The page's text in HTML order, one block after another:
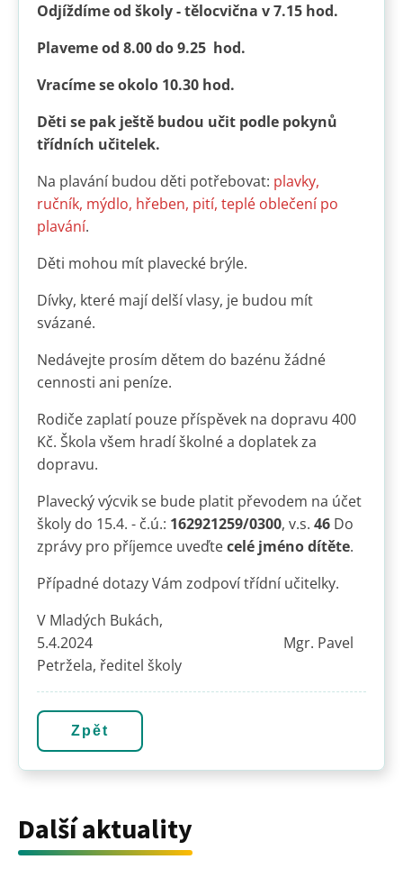
Odjíždíme od školy - tělocvična v 7.15 hod.
Plaveme od 8.00 do 9.25 hod.
Vracíme se okolo 10.30 hod.
Děti se pak ještě budou učit podle pokynů
třídních učitelek.
Na plavání budou děti potřebovat: plavky,
ručník, mýdlo, hřeben, pití, teplé oblečení po
plavání.
Děti mohou mít plavecké brýle.
Dívky, které mají delší vlasy, je budou mít
svázané.
Nedávejte prosím dětem do bazénu žádné
cennosti ani peníze.
Rodiče zaplatí pouze příspěvek na dopravu 400
Kč. Škola všem hradí školné a doplatek za
dopravu.
Plavecký výcvik se bude platit převodem na účet
školy do 15.4. - č.ú.: 162921259/0300, v.s. 46 Do
zprávy pro příjemce uveďtecelé jméno dítěte.
Případné dotazy Vám zodpoví třídní učitelky.
V Mladých Bukách,
5.4.2024 Mgr. Pavel
Petržela, ředitel školy
Zpět
Další aktuality